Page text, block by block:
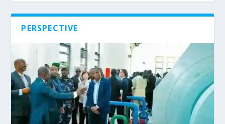
PERSPECTIVE